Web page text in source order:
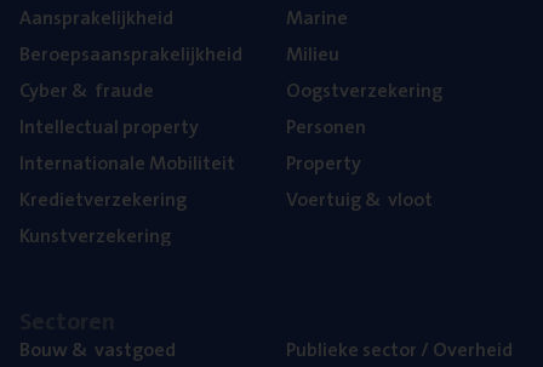
Aan­spra­ke­lijk­heid
Beroeps­aan­spra­ke­lijk­heid
Cyber& fraude
Intel­lec­tu­al property
Inter­na­ti­o­na­le Mobiliteit
Kre­diet­ver­ze­ke­ring
Kunst­ver­ze­ke­ring
Mari­ne
Mili­eu
Oogst­ver­ze­ke­ring
Per­so­nen
Pro­per­ty
Voer­tuig& vloot
Bouw& vastgoed
Publie­ke sec­tor / Overheid